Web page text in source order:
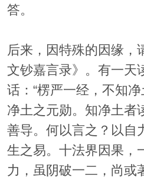
答。
后来，因特殊的因缘，
文钞嘉言录》。有一天
话：“楞严一经，不知
净土之元勋。知净土者
善导。何以言之？以自
生之易。十法界因果，
力，虽阴破一二，尚或